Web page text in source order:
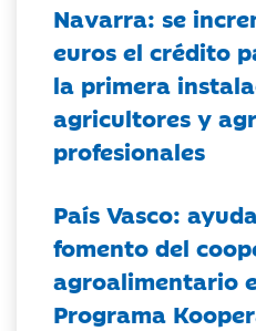
Navarra: se
euros el crédito
la primera
agricultores y
profesionales
País Vasco:
fomento del
agroalimentario
Programa